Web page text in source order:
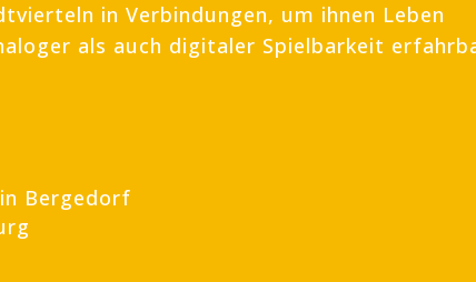
in Verbindungen, um ihnen Leben
als auch digitaler Spielbarkeit
in Bergedorf